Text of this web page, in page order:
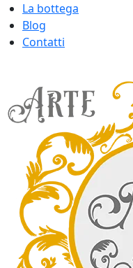
La bottega
Blog
Contatti